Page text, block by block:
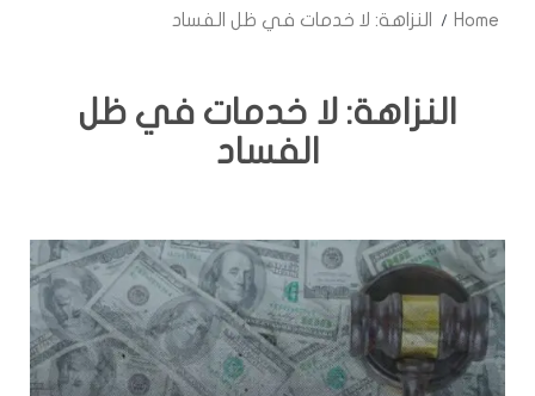
Home النزاهة: لا خدمات في ظل الفساد
النزاهة: لا خدمات في ظل
الفساد